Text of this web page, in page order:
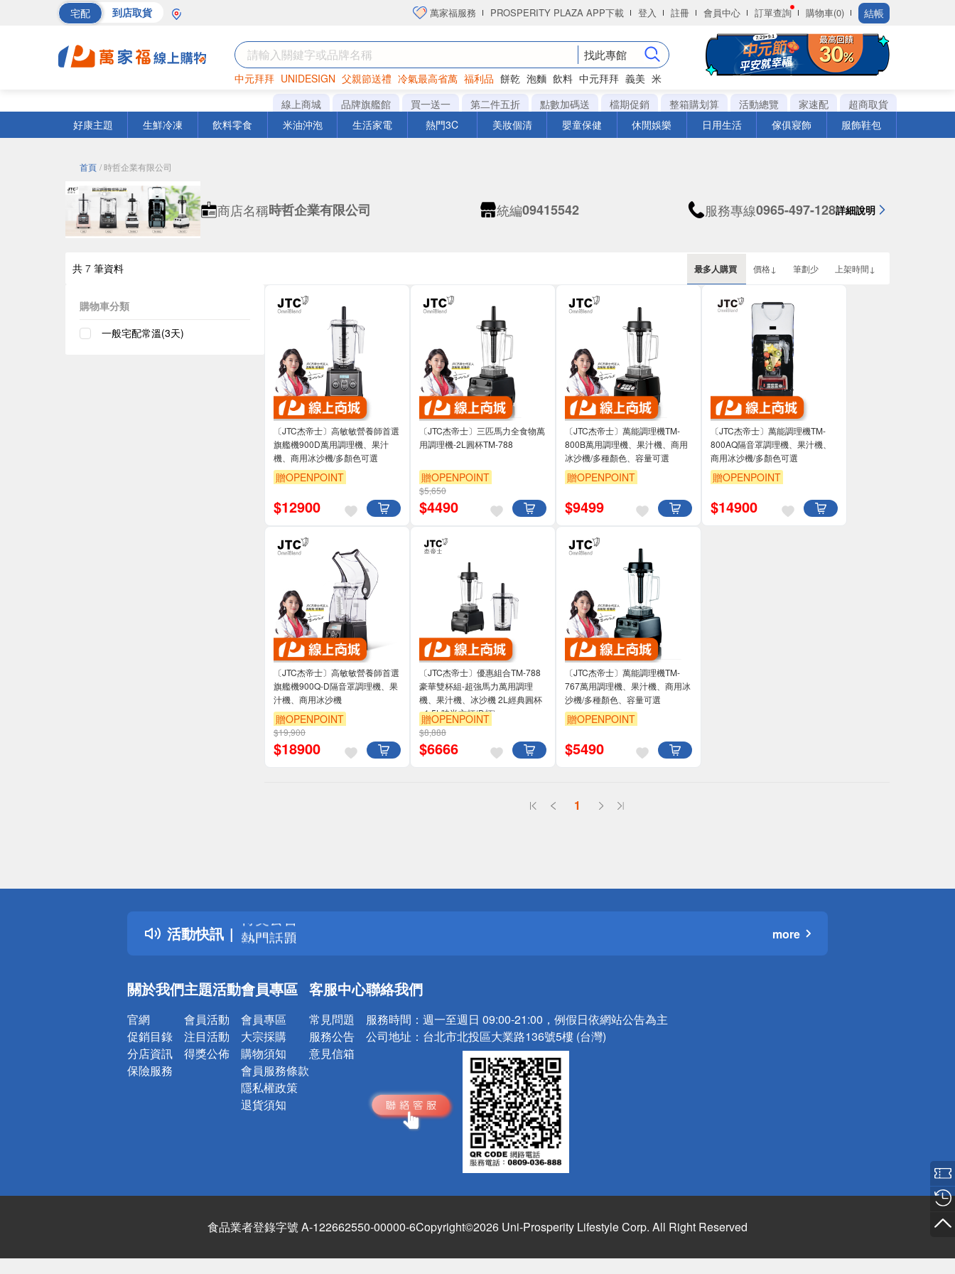
宅配 到店取貨 萬家福服務 PROSPERITY PLAZA APP下載 登入 註冊 會員中心 訂單查詢 購物車(0) 結帳
找此專館
中元拜拜 UNIDESIGN 父親節送禮 冷氣最高省萬 福利品 餅乾 泡麵 飲料 中元拜拜 義美 米
罐頭 海苔 洋芋片
線上商城 品牌旗艦館 買一送一 第二件五折 點數加碼送 檔期促銷 整箱購划算 活動總覽 家速配
超商取貨
好康主題
生鮮冷凍 飲料零食 米油沖泡 生活家電 熱門3C 美妝個清 嬰童保健 休閒娛樂 日用生活 傢俱寢飾 服飾鞋包
首頁 / 時哲企業有限公司
商店名稱時哲企業有限公司 統編09415542 服務專線0965-497-128詳細說明
共 7 筆資料 最多人購買 價格↓ 筆劃少 上架時間↓
購物車分類
一般宅配常溫(3天)
〔JTC杰帝士〕高敏敏營養師首選
旗艦機900D萬用調理機、果汁
機、商用冰沙機/多顏色可選
贈OPENPOINT
$12900
〔JTC杰帝士〕三匹馬力全食物萬
用調理機-2L圓杯TM-788
贈OPENPOINT
$5,650
$4490
〔JTC杰帝士〕萬能調理機TM-
800B萬用調理機、果汁機、商用
冰沙機/多種顏色、容量可選
贈OPENPOINT
$9499
〔JTC杰帝士〕萬能調理機TM-
800AQ隔音罩調理機、果汁機、
商用冰沙機/多顏色可選
贈OPENPOINT
$14900
〔JTC杰帝士〕高敏敏營養師首選
旗艦機900Q-D隔音罩調理機、果
汁機、商用冰沙機
贈OPENPOINT
$19,900
$18900
〔JTC杰帝士〕優惠組合TM-788
豪華雙杯組-超強馬力萬用調理
機、果汁機、冰沙機 2L經典圓杯
+1.5L時尚方杯(D杯)
贈OPENPOINT
$8,888
$6666
〔JTC杰帝士〕萬能調理機TM-
767萬用調理機、果汁機、商用冰
沙機/多種顏色、容量可選
贈OPENPOINT
$5490
1
活動快訊
詐騙網頁！請小心！
得獎公告
熱門話題
銀行優惠
詐騙網頁！請小心！
more
關於我們
官網
促銷目錄
分店資訊
保險服務
主題活動
會員活動
注目活動
得獎公佈
會員專區
會員專區
大宗採購
購物須知
會員服務條款
隱私權政策
退貨須知
客服中心
常見問題
服務公告
意見信箱
聯絡我們
服務時間： 週一至週日 09:00-21:00，例假日依網站公告為主
公司地址： 台北市北投區大業路136號5樓 (台灣)
食品業者登錄字號 A-122662550-00000-6Copyright©2026 Uni-Prosperity Lifestyle Corp. All Right Reserved